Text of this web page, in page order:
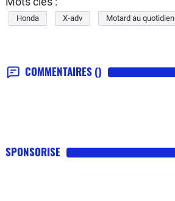
Honda X-adv Motard au quotidien
COMMENTAIRES ()
SPONSORISE